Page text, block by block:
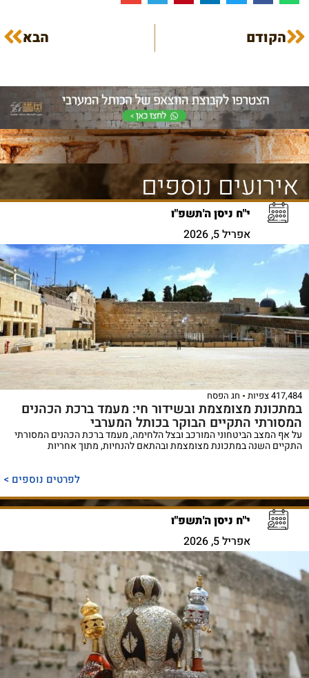
הקודם הבא
אירועים נוספים
י"ח ניסן ה'תשפ"ו
אפריל 5, 2026
417,484 צפיות חג הפסח
במתכונת מצומצמת ובשידור חי: מעמד ברכת הכהנים
המסורתי התקיים הבוקר בכותל המערבי
על אף המצב הביטחוני המורכב ובצל הלחימה, מעמד ברכת הכהנים המסורתי
התקיים השנה במתכונת מצומצמת ובהתאם להנחיות, מתוך אחריות
לפרטים נוספים >
י"ח ניסן ה'תשפ"ו
אפריל 5, 2026